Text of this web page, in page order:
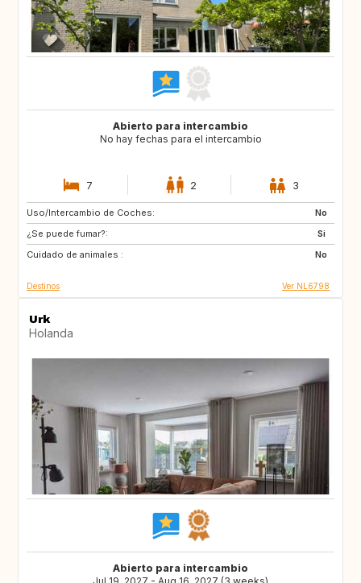
Abierto para intercambio
No hay fechas para el intercambio
7 2 3
Uso/Intercambio de Coches:
No
¿Se puede fumar?:
Si
Cuidado de animales :
No
SI
BE
DK
Destinos Ver NL6798
Urk
Holanda
Abierto para intercambio